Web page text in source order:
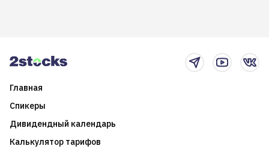
Главная
Спикеры
Дивидендный календарь
Калькулятор тарифов